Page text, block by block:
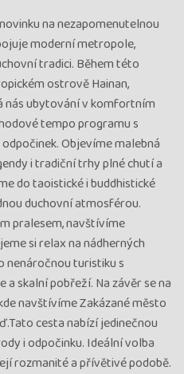
na nezapomenutelnou
moderní metropole,
tradici. Během této
ostrově Hainan,
nás ubytování v komfortním
tempo programu s
Objevíme malebná
i tradiční trhy plné chutí a
do taoistické i buddhistické
duchovní atmosférou.
pralesem, navštívíme
si relax na nádherných
nenáročnou turistiku s
skalní pobřeží. Na závěr se na
navštívíme Zakázané město
cesta nabízí jedinečnou
i odpočinku. Ideální volba
rozmanité a přívětivé podobě.